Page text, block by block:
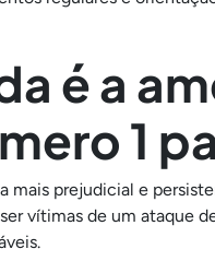
é a
1
mais prejudicial e
vítimas de um ataque